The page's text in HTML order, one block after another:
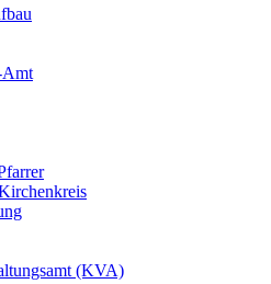
Amt
(KVA)